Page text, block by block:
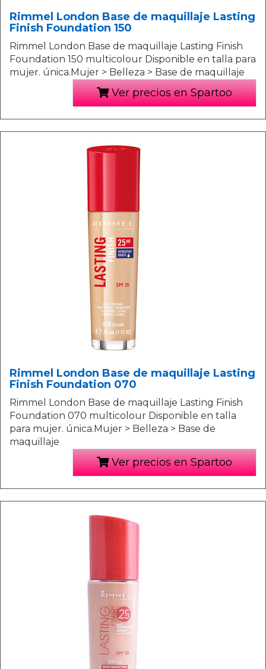
Rimmel London Base de maquillaje Lasting
Finish Foundation 150
Rimmel London Base de maquillaje Lasting Finish
Foundation 150 multicolour Disponible en talla para
mujer. única.Mujer > Belleza > Base de maquillaje
Ver precios en Spartoo
Rimmel London Base de maquillaje Lasting
Finish Foundation 070
Rimmel London Base de maquillaje Lasting Finish
Foundation 070 multicolour Disponible en talla
para mujer. única.Mujer > Belleza > Base de
maquillaje
Ver precios en Spartoo